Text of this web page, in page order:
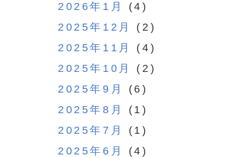
2026年1月
(4)
2025年12月
(2)
2025年11月
(4)
2025年10月
(2)
2025年9月
(6)
2025年8月
(1)
2025年7月
(1)
2025年6月
(4)